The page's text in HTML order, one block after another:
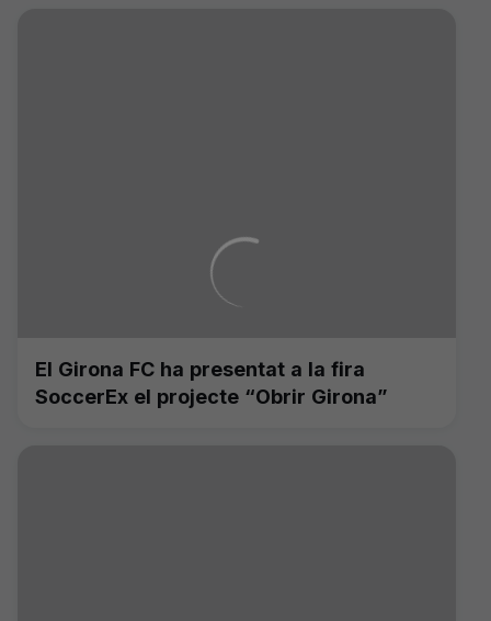
El Girona FC ha presentat a la fira
SoccerEx el projecte “Obrir Girona”